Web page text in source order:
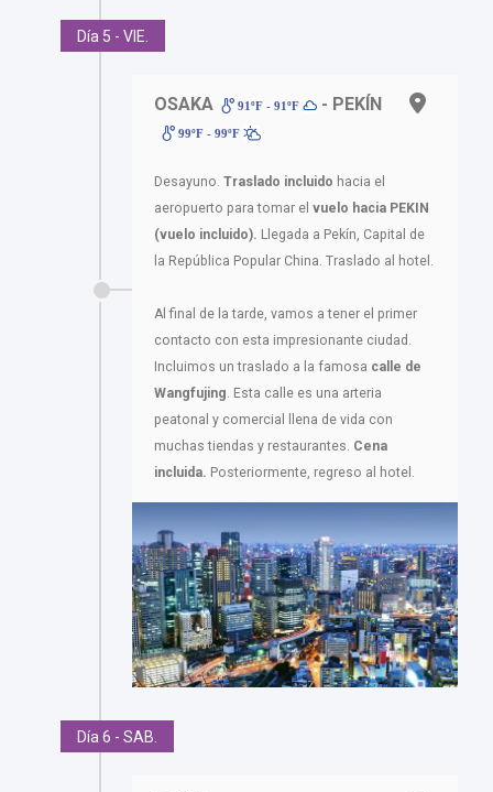
Día 5 - VIE.
OSAKA 91ºF - 91ºF - PEKÍN
99ºF - 99ºF
Desayuno. Traslado incluido hacia el
aeropuerto para tomar el vuelo hacia PEKIN
(vuelo incluido). Llegada a Pekín, Capital de
la República Popular China. Traslado al hotel.
Al final de la tarde, vamos a tener el primer
contacto con esta impresionante ciudad.
Incluimos un traslado a la famosa calle de
Wangfujing . Esta calle es una arteria
peatonal y comercial llena de vida con
muchas tiendas y restaurantes. Cena
incluida. Posteriormente, regreso al hotel.
Día 6 - SAB.